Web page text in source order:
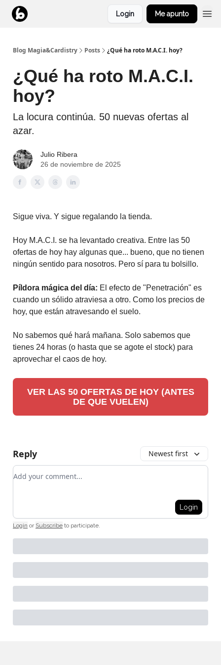
Login Me apunto
Blog Magia&Cardistry Posts ¿Qué ha roto M.A.C.I. hoy?
¿Qué ha roto M.A.C.I.
hoy?
La locura continúa. 50 nuevas ofertas al
azar.
Julio Ribera
26 de noviembre de 2025
Sigue viva. Y sigue regalando la tienda.
Hoy M.A.C.I. se ha levantado creativa. Entre las 50
ofertas de hoy hay algunas que... bueno, que no tienen
ningún sentido para nosotros. Pero sí para tu bolsillo.
Píldora mágica del día: El efecto de "Penetración" es
cuando un sólido atraviesa a otro. Como los precios de
hoy, que están atravesando el suelo.
No sabemos qué hará mañana. Solo sabemos que
tienes 24 horas (o hasta que se agote el stock) para
aprovechar el caos de hoy.
VER LAS 50 OFERTAS DE HOY (ANTES
DE QUE VUELEN)
Reply Newest first
Add your comment
Login
Login or Subscribe to participate.